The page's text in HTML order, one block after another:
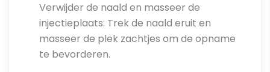
Verwijder de naald en masseer de
injectieplaats: Trek de naald eruit en
masseer de plek zachtjes om de opname
te bevorderen.